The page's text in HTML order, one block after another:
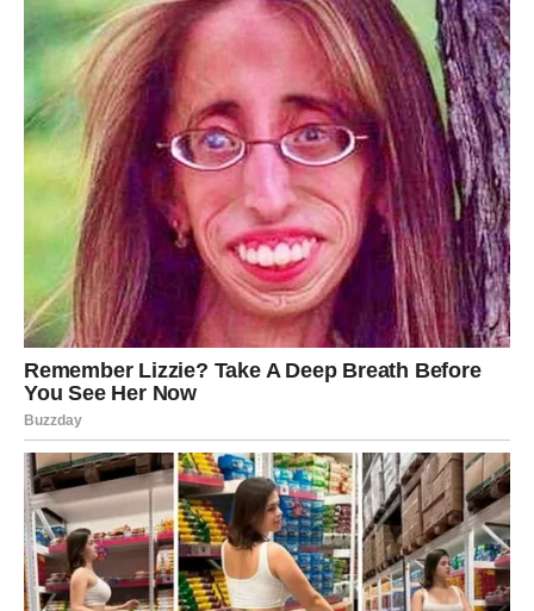
više
Previše ste puta osjećali da uspjeh dolazi drugim ljudima
lakše nego vama.
Često ste imali osjećaj da vas život usporava baš onda
kada želite napraviti veliki korak naprijed.
Ali sudbina vam sada jasno pokazuje da sve dolazi u
pravo vrijeme.
Zvijezde vam poručuju da prestanete razmišljati o prošlim
neuspjesima jer vas upravo oni vode prema mnogo
većem uspjehu.
Sudbina vam sada otvara vrata
velikog bogatstva
Sve kroz šta ste prošli pripremalo vas je za ono što